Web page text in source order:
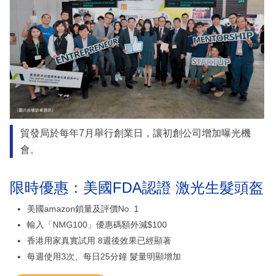
貿發局於每年7月舉行創業日，讓初創公司增加曝光機
會。
限時優惠：美國FDA認證 激光生髮頭盔
美國amazon鎖量及評價No. 1
輸入「NMG100」優惠碼額外減$100
香港用家真實試用 8週後效果已經顯著
每週使用3次、每日25分鐘 髮量明顯增加